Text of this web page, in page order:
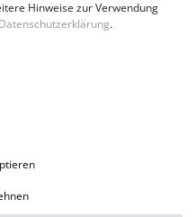
Hinweise zur Verwendung
Daten­schutz­erklärung.